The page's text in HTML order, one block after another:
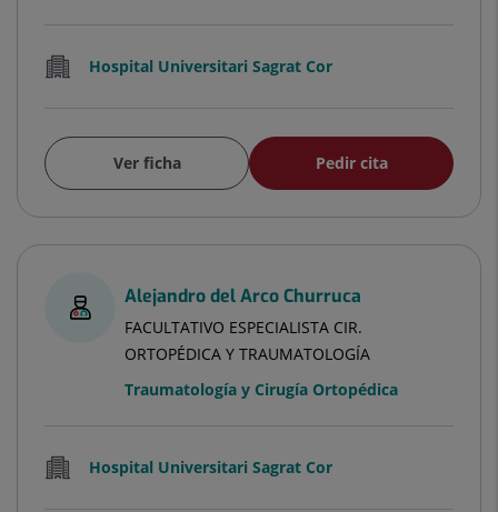
Hospital Universitari Sagrat Cor
Ver ficha Pedir cita
Alejandro del Arco Churruca
FACULTATIVO ESPECIALISTA CIR.
ORTOPÉDICA Y TRAUMATOLOGÍA
Traumatología y Cirugía Ortopédica
Hospital Universitari Sagrat Cor